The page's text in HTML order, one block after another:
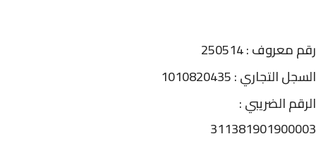
رقم معروف : 250514
السجل التجاري : 1010820435
الرقم الضريبي :
311381901900003